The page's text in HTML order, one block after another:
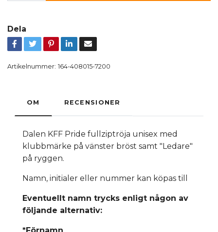
Dela
Artikelnummer: 164-408015-7200
OM RECENSIONER
Dalen KFF Pride fullziptröja unisex med
klubbmärke på vänster bröst samt "Ledare"
på ryggen.
Namn, initialer eller nummer kan köpas till
Eventuellt namn trycks enligt någon av
följande alternativ: